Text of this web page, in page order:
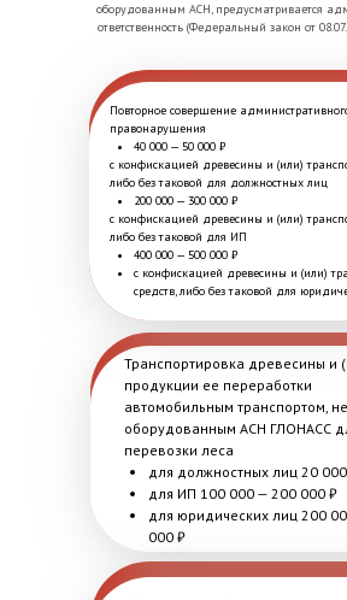
оборудованным АСН, предусматривается
ответственность (Федеральный закон от
Повторное совершение
правонарушения
40 000 — 50 000 ₽
с конфискацией древесины и (или)
либо без таковой для должностных лиц
200 000 — 300 000 ₽
с конфискацией древесины и (или)
либо без таковой для ИП
400 000 — 500 000 ₽
с конфискацией древесины и (или)
средств, либо без таковой для
Транспортировка древесины и
продукции ее переработки
автомобильным транспортом, не
оборудованным АСН ГЛОНАСС
перевозки леса
для должностных лиц 20
для ИП 100 000 — 200 000 ₽
для юридических лиц 200
000 ₽